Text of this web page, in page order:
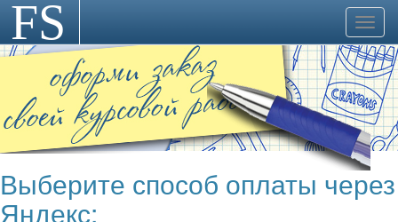
FS
Выберите способ оплаты через
Яндекс: